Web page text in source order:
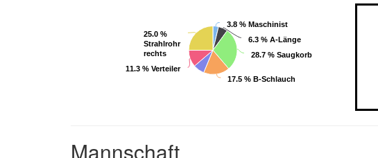
3.8 % Maschinist
3.8 % Maschinist
6.3 % A-Länge
6.3 % A-Länge
28.7 % Saugkorb
28.7 % Saugkorb
17.5 % B-Schlauch
17.5 % B-Schlauch
11.3 % Verteiler
11.3 % Verteiler
25.0 %
Strahlrohr
rechts
25.0 %
Strahlrohr
rechts
Mannschaft